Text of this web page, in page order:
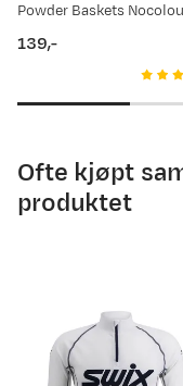
Powder Baskets
139,-
Ofte kjøpt
produktet